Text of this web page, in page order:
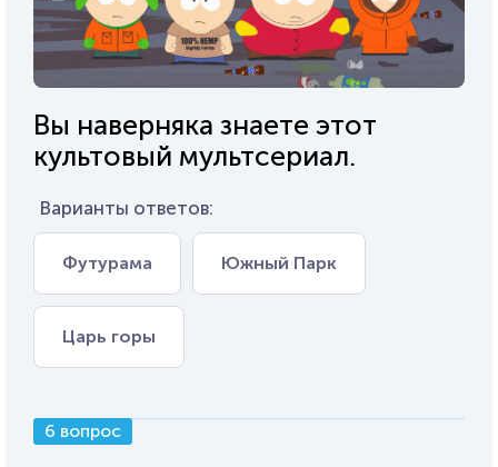
Вы наверняка знаете этот
культовый мультсериал.
Варианты ответов:
Футурама Южный Парк
Царь горы
6 вопрос